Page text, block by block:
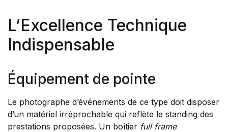
L’Excellence Technique
Indispensable
Équipement de pointe
Le photographe d’événements de ce type doit disposer
d’un matériel irréprochable qui reflète le standing des
prestations proposées. Un boîtier full frame